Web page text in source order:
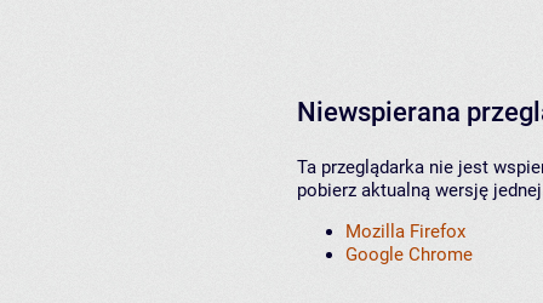
Niewspierana
Ta przeglądarka nie jest
pobierz aktualną wersję
Mozilla Firefox
Google Chrome